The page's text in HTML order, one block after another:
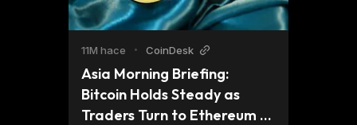
11M hace • CoinDesk
Asia Morning Briefing:
Bitcoin Holds Steady as
Traders Turn to Ethereum